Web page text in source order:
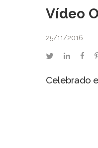
Vídeo
25/11/2016
twitterlinkedin
Celebrado